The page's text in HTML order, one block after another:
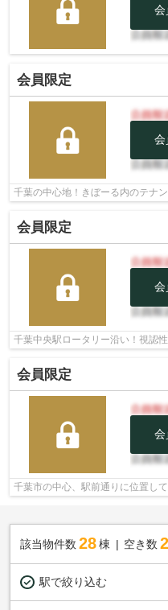
会
会員限定
会
千葉の中心地！きぼーる内のテナン
会員限定
会
千葉中央駅ロータリー沿い！視認性
会員限定
会
千葉市の中心、駅前通りに位置し
該当物件数 28棟 空き数
駅で絞り込む